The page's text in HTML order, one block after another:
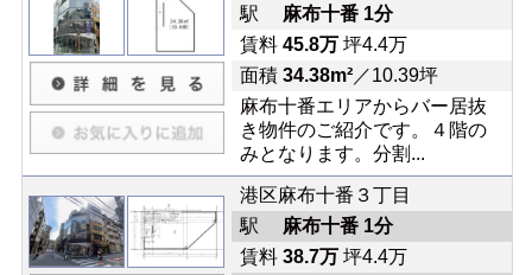
駅 麻布十番 1分
賃料 45.8万坪4.4万
面積 34.38m²／10.39坪
麻布十番エリアからバー居抜
き物件のご紹介です。４階の
みとなります。分割...
港区麻布十番３丁目
駅 麻布十番 1分
賃料 38.7万坪4.4万